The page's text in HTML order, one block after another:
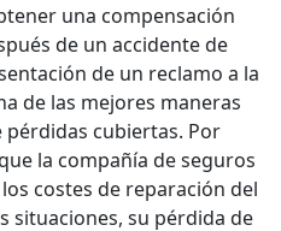
una compensación
de un accidente de
de un reclamo a la
de las mejores maneras
cubiertas. Por
la compañía de seguros
costes de reparación del
situaciones, su pérdida de